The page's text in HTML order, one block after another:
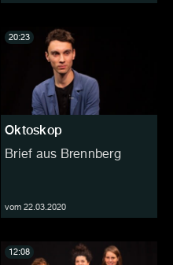
Oktoskop
Brief aus Brennberg
vom 22.03.2020
20:23
12:08